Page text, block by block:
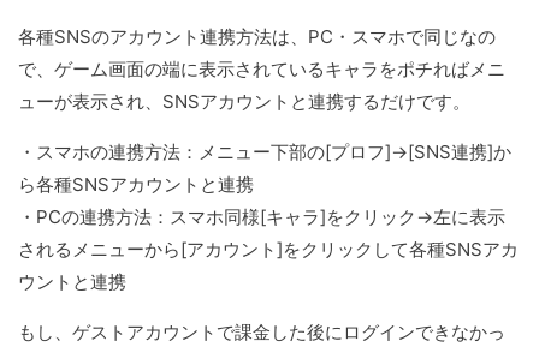
各種SNSのアカウント連携方法は、PC・スマホで同じなの
で、ゲーム画面の端に表示されているキャラをポチればメニ
ューが表示され、SNSアカウントと連携するだけです。
・スマホの連携方法：メニュー下部の[プロフ]→[SNS連携]か
ら各種SNSアカウントと連携
・PCの連携方法：スマホ同様[キャラ]をクリック→左に表示
されるメニューから[アカウント]をクリックして各種SNSアカ
ウントと連携
もし、ゲストアカウントで課金した後にログインできなかっ